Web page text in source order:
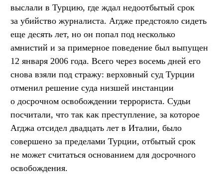
выслали в Турцию, где ждал недоотбытый срок
за убийство журналиста. Агдже предстояло сидеть
еще десять лет, но он попал под несколько
амнистий и за примерное поведение был выпущен
12 января 2006 года. Всего через восемь дней его
снова взяли под стражу: верховный суд Турции
отменил решение суда низшей инстанции
о досрочном освобождении террориста. Судьи
посчитали, что так как преступление, за которое
Агджа отсидел двадцать лет в Италии, было
совершено за пределами Турции, отбытый срок
не может считаться основанием для досрочного
освобождения.